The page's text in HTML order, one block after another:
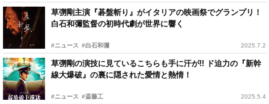
草彅剛主演『碁盤斬り』がイタリアの映画祭でグランプリ！
白石和彌監督の初時代劇が世界に響く
#ニュース #白石和彌 2025.7.2
草彅剛の演技に見ているこちらも手に汗が!! ド迫力の『新幹
線大爆破』の裏に隠された愛情と熱情！
#ニュース #斎藤工 2025.5.4